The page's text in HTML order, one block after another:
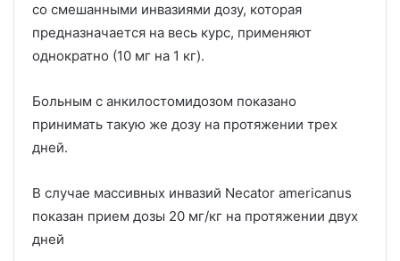
со смешанными инвазиями дозу, которая
предназначается на весь курс, применяют
однократно (10 мг на 1 кг).
Больным с анкилостомидозом показано
принимать такую же дозу на протяжении трех
дней.
В случае массивных инвазий Necator americanus
показан прием дозы 20 мг/кг на протяжении двух
дней